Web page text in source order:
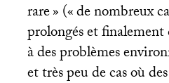
rare» («de nombreux
prolongés et
à des problèmes
et très peu de cas où